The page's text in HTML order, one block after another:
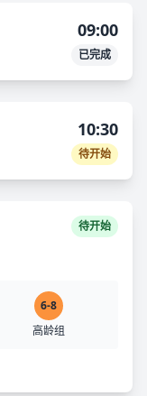
09:00
已完成
10:30
待开始
待开始
6-8
高龄组